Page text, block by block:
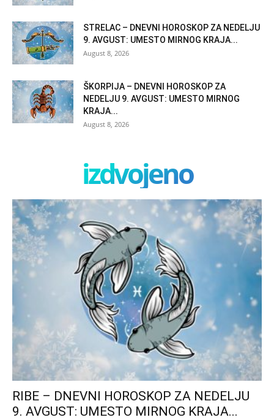
STRELAC – DNEVNI HOROSKOP ZA NEDELJU
9. AVGUST: UMESTO MIRNOG KRAJA...
August 8, 2026
ŠKORPIJA – DNEVNI HOROSKOP ZA
NEDELJU 9. AVGUST: UMESTO MIRNOG
KRAJA...
August 8, 2026
izdvojeno
RIBE – DNEVNI HOROSKOP ZA NEDELJU
9. AVGUST: UMESTO MIRNOG KRAJA...